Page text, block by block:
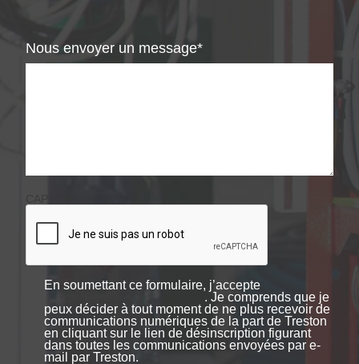
Nous envoyer un message
En soumettant ce formulaire, j’accepte
. Je comprends que je
peux décider à tout moment de ne plus recevoir de
communications numériques de la part de Treston
en cliquant sur le lien de désinscription figurant
dans toutes les communications envoyées par e-
mail par Treston.